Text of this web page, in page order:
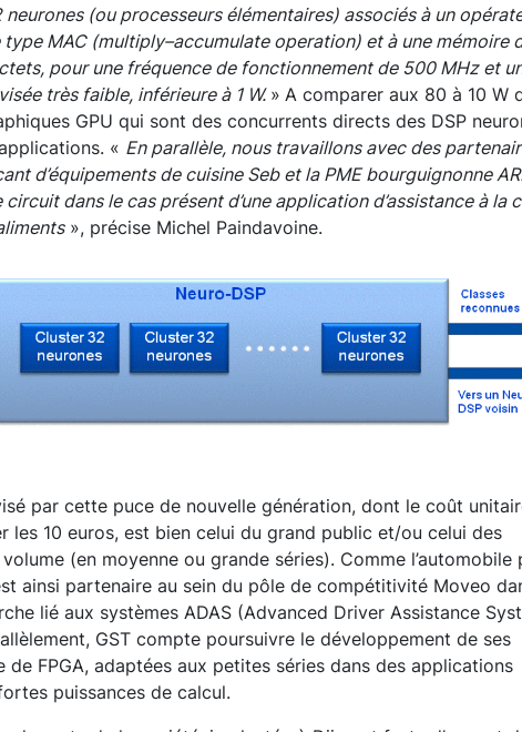
neurones (ou processeurs élémentaires) associés à un
MAC (multiply–accumulate operation) et à une mémoire
pour une fréquence de fonctionnement de 500 MHz et
très faible, inférieure à 1 W. » A comparer aux 80 à 10 W
GPU qui sont des concurrents directs des DSP
« En parallèle, nous travaillons avec des
d’équipements de cuisine Seb et la PME bourguignonne
dans le cas présent d’une application d’assistance à la
», précise Michel Paindavoine.
par cette puce de nouvelle génération, dont le coût
les 10 euros, est bien celui du grand public et/ou celui des
(en moyenne ou grande séries). Comme l’automobile
ainsi partenaire au sein du pôle de compétitivité Moveo
lié aux systèmes ADAS (Advanced Driver Assistance
GST compte poursuivre le développement de ses
de FPGA, adaptées aux petites séries dans des applications
puissances de calcul.